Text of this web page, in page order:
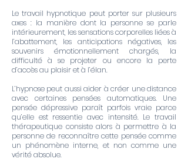
Le travail hypnotique peut porter sur plusieurs
axes : la manière dont la personne se parle
intérieurement, les sensations corporelles liées à
l’abattement, les anticipations négatives, les
souvenirs émotionnellement chargés, la
difficulté à se projeter ou encore la perte
d’accès au plaisir et à l’élan.
L’hypnose peut aussi aider à créer une distance
avec certaines pensées automatiques. Une
pensée dépressive paraît parfois vraie parce
qu’elle est ressentie avec intensité. Le travail
thérapeutique consiste alors à permettre à la
personne de reconnaître cette pensée comme
un phénomène interne, et non comme une
vérité absolue.